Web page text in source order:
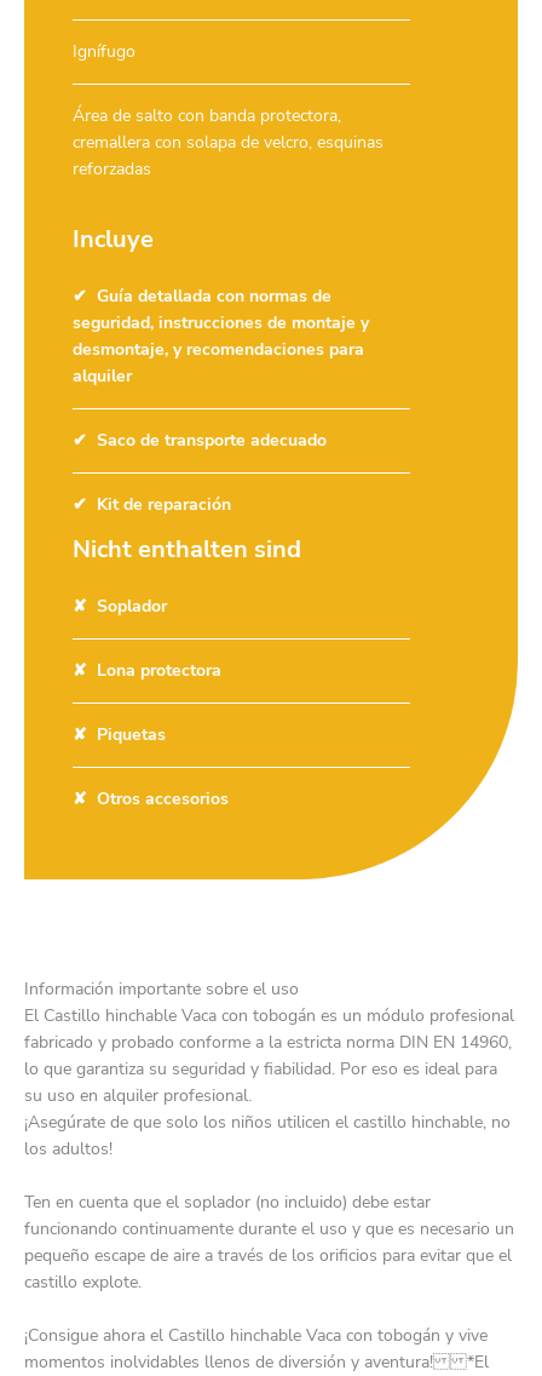
Ignífugo
Área de salto con banda protectora,
cremallera con solapa de velcro, esquinas
reforzadas
Incluye
Guía detallada con normas de
seguridad, instrucciones de montaje y
desmontaje, y recomendaciones para
alquiler
Saco de transporte adecuado
Kit de reparación
Nicht enthalten sind
Soplador
Lona protectora
Piquetas
Otros accesorios
Información importante sobre el uso
El Castillo hinchable Vaca con tobogán es un módulo profesional
fabricado y probado conforme a la estricta norma DIN EN 14960,
lo que garantiza su seguridad y fiabilidad. Por eso es ideal para
su uso en alquiler profesional.
¡Asegúrate de que solo los niños utilicen el castillo hinchable, no
los adultos!
Ten en cuenta que el soplador (no incluido) debe estar
funcionando continuamente durante el uso y que es necesario un
pequeño escape de aire a través de los orificios para evitar que el
castillo explote.
¡Consigue ahora el Castillo hinchable Vaca con tobogán y vive
momentos inolvidables llenos de diversión y aventura! *El